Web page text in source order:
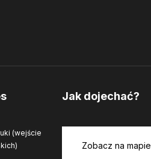
(wejście
Jak dojechać?
Zobacz na mapie